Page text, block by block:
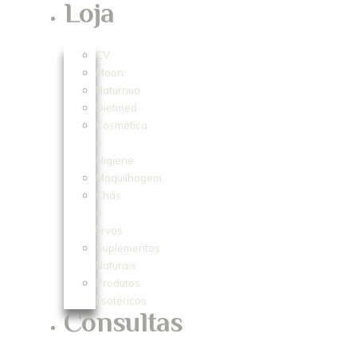
Loja
CV
Moon
Naturnua
Dietmed
Cosmética
e
Higiene
Maquilhagem
Chás
e
Ervas
Suplementos
Naturais
Produtos
Esotéricos
Consultas